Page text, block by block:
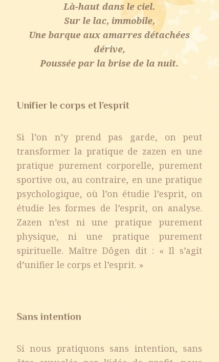
Là-haut dans le ciel.
Sur le lac, immobile,
Une barque aux amarres détachées
dérive,
Poussée par la brise de la nuit.
Unifier le corps et l’esprit
Si l’on n’y prend pas garde, on peut
transformer la pratique de zazen en une
pratique purement corporelle, purement
sportive ou, au contraire, en une pratique
psychologique, où l’on étudie l’esprit, on
étudie les formes de l’esprit, on analyse.
Zazen n’est ni une pratique purement
physique, ni une pratique purement
spirituelle. Maître Dôgen dit : « Il s’agit
d’unifier le corps et l’esprit. »
Sans intention
Si nous pratiquons sans intention, sans